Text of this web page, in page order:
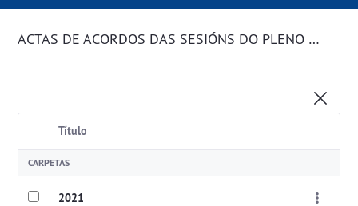
ACTAS DE ACORDOS DAS SESIÓNS DO PLENO DA CORPORACIÓN
Título
CARPETAS
2021